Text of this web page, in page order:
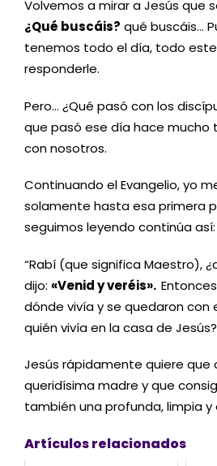
Volvemos a mirar a Jesús que
¿Qué buscáis? qué buscáis…
tenemos todo el día, todo
responderle.
Pero… ¿Qué pasó con los
que pasó ese día hace mucho
con nosotros.
Continuando el Evangelio, yo
solamente hasta esa primera
seguimos leyendo continúa así:
“Rabí (que significa Maestro),
dijo: «Venid y veréis».
dónde vivía y se quedaron con
quién vivía en la casa de Jesús?
Jesús rápidamente quiere que
queridísima madre y que
también una profunda, limpia
Artículos relacionados